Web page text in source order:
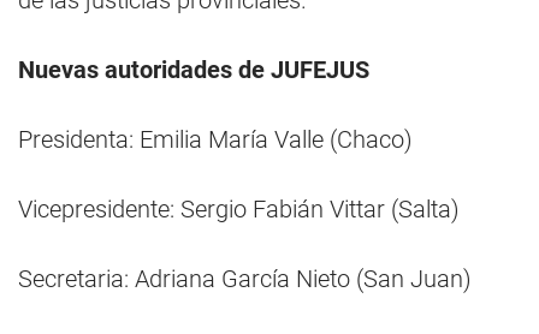
Nuevas autoridades de JUFEJUS
Presidenta: Emilia María Valle (Chaco)
Vicepresidente: Sergio Fabián Vittar (Salta)
Secretaria: Adriana García Nieto (San Juan)